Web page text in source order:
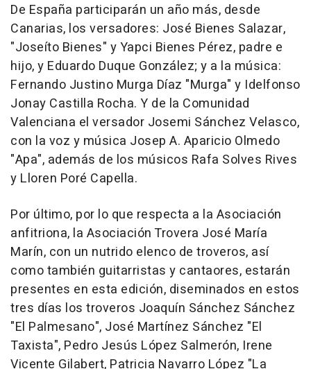
De España participarán un año más, desde
Canarias, los versadores: José Bienes Salazar,
"Joseíto Bienes" y Yapci Bienes Pérez, padre e
hijo, y Eduardo Duque González; y a la música:
Fernando Justino Murga Díaz "Murga" y Idelfonso
Jonay Castilla Rocha. Y de la Comunidad
Valenciana el versador Josemi Sánchez Velasco,
con la voz y música Josep A. Aparicio Olmedo
"Apa", además de los músicos Rafa Solves Rives
y Lloren Poré Capella.
Por último, por lo que respecta a la Asociación
anfitriona, la Asociación Trovera José María
Marín, con un nutrido elenco de troveros, así
como también guitarristas y cantaores, estarán
presentes en esta edición, diseminados en estos
tres días los troveros Joaquín Sánchez Sánchez
"El Palmesano", José Martínez Sánchez "El
Taxista", Pedro Jesús López Salmerón, Irene
Vicente Gilabert, Patricia Navarro López "La